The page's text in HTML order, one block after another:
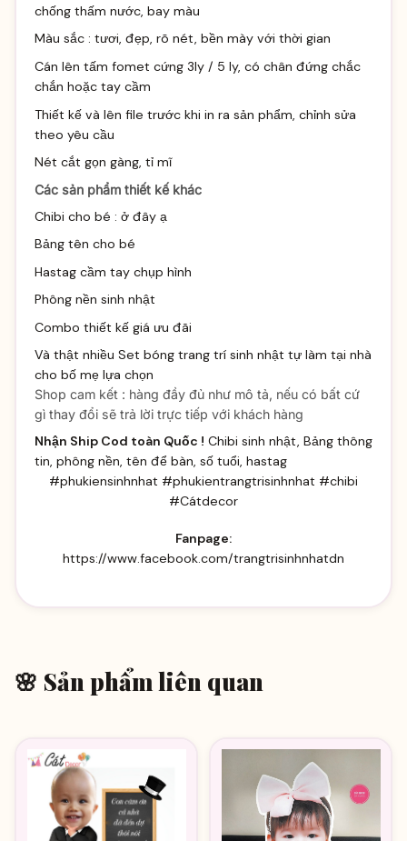
chống thấm nước, bay màu
Màu sắc : tươi, đẹp, rõ nét, bền mày với thời gian
Cán lên tấm fomet cứng 3ly / 5 ly, có chân đứng chắc
chắn hoặc tay cầm
Thiết kế và lên file trước khi in ra sản phẩm, chỉnh sửa
theo yêu cầu
Nét cắt gọn gàng, tỉ mĩ
Các sản phẩm thiết kế khác
Chibi cho bé : ở đây ạ
Bảng tên cho bé
Hastag cầm tay chụp hình
Phông nền sinh nhật
Combo thiết kế giá ưu đãi
Và thật nhiều Set bóng trang trí sinh nhật tự làm tại nhà
cho bố mẹ lựa chọn
Shop cam kết : hàng đầy đủ như mô tả, nếu có bất cứ
gì thay đổi sẽ trả lời trực tiếp với khách hàng
Nhận Ship Cod toàn Quốc ! Chibi sinh nhật, Bảng thông
tin, phông nền, tên để bàn, số tuổi, hastag
#phukiensinhnhat #phukientrangtrisinhnhat #chibi
#Cátdecor
Fanpage:
https://www.facebook.com/trangtrisinhnhatdn
🌸 Sản phẩm liên quan